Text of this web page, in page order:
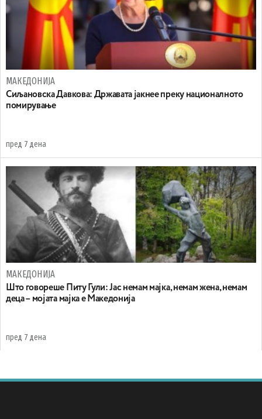
МАКЕДОНИЈА
Сиљановска Давкова: Државата јакнее преку националното
помирување
пред 7 дена
МАКЕДОНИЈА
Што говореше Питу Гули: Јас немам мајка, немам жена, немам
деца – мојата мајка е Македонија
пред 7 дена